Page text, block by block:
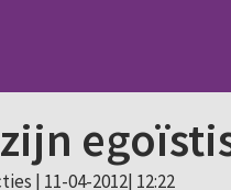
| 11-04-2012| 12:22